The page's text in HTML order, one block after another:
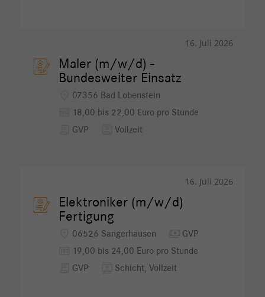
16. Juli 2026
Maler (m/w/d) -
Bundesweiter Einsatz
07356 Bad Lobenstein
18,00 bis 22,00 Euro pro Stunde
GVP Vollzeit
16. Juli 2026
Elektroniker (m/w/d)
Fertigung
06526 Sangerhausen GVP
19,00 bis 24,00 Euro pro Stunde
GVP Schicht, Vollzeit